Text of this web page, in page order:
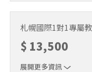
15:30（含午休1小時）
札幌國際1對1專屬
$ 13,500
展開更多資訊